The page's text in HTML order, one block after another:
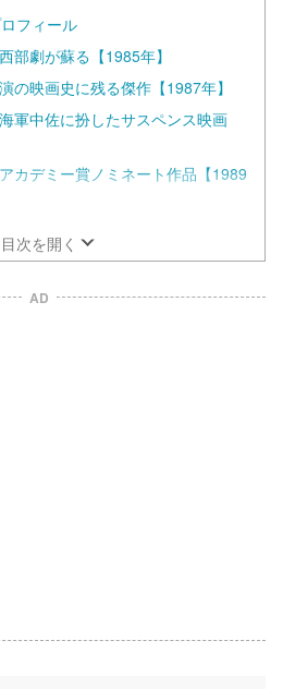
フィール
部劇が蘇る【1985年】
の映画史に残る傑作【1987年】
軍中佐に扮したサスペンス映画
カデミー賞ノミネート作品【1989
目次を開く
AD